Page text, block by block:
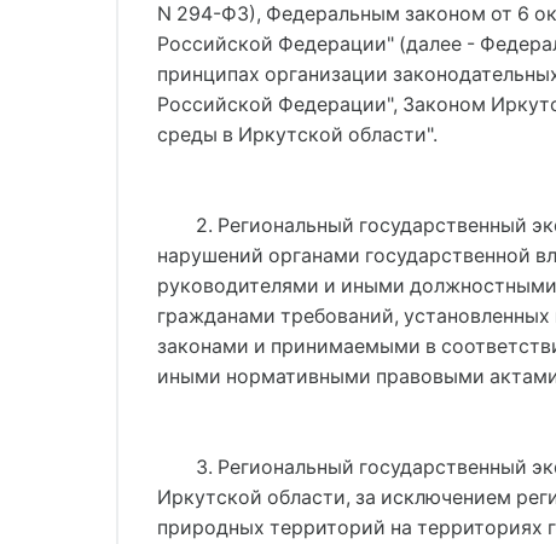
N 294-ФЗ), Федеральным законом от 6
Российской Федерации" (далее -
принципах организации
Российской Федерации", Законом
среды в Иркутской области".
2. Региональный государственный
нарушений органами государственной
руководителями и иными
гражданами требований,
законами и принимаемыми в
иными нормативными правовыми
3. Региональный государственный
Иркутской области, за исключением
природных территорий на территориях